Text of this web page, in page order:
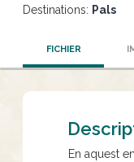
Destinations: Pals
FICHIER
En aquest